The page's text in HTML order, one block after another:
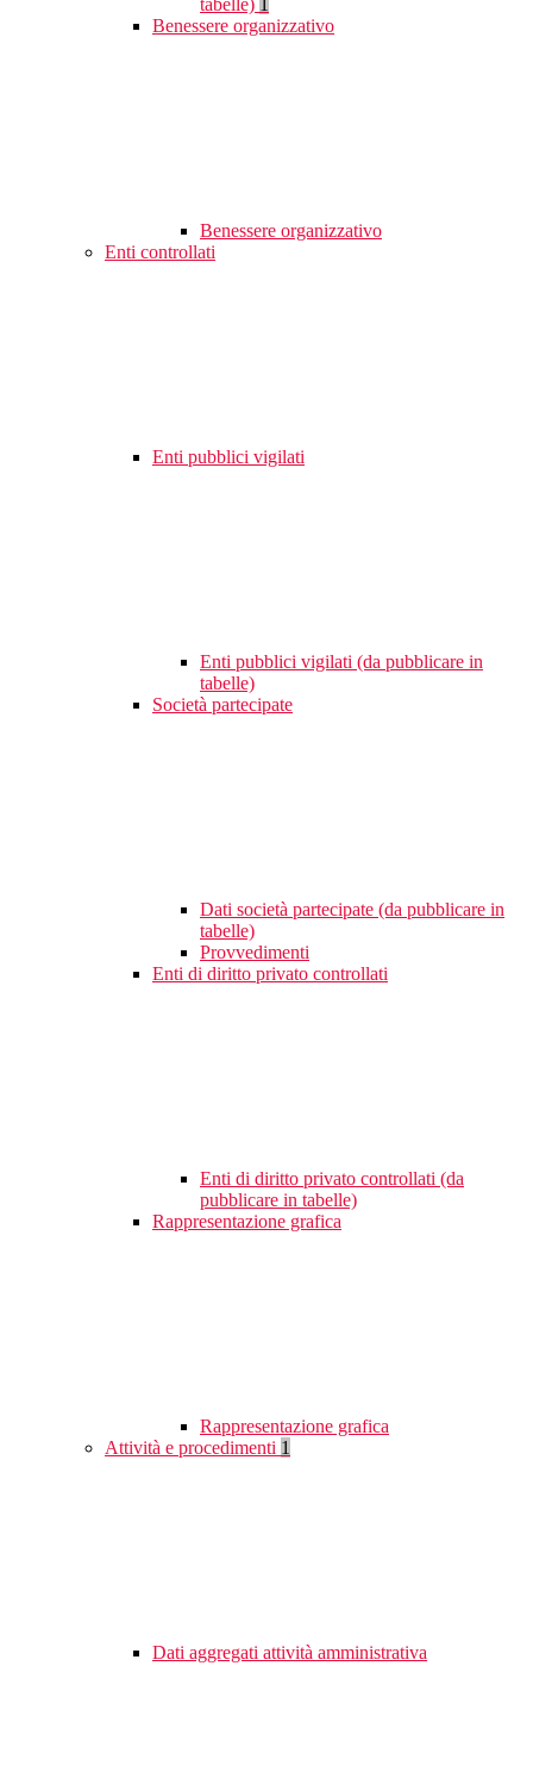
tabelle)
Benessere organizzativo
Benessere organizzativo
Enti controllati
Enti pubblici vigilati
Enti pubblici vigilati (da pubblicare in
tabelle)
Società partecipate
Dati società partecipate (da pubblicare in
tabelle)
Provvedimenti
Enti di diritto privato controllati
Enti di diritto privato controllati (da
pubblicare in tabelle)
Rappresentazione grafica
Rappresentazione grafica
Attività e procedimenti 1
Dati aggregati attività amministrativa